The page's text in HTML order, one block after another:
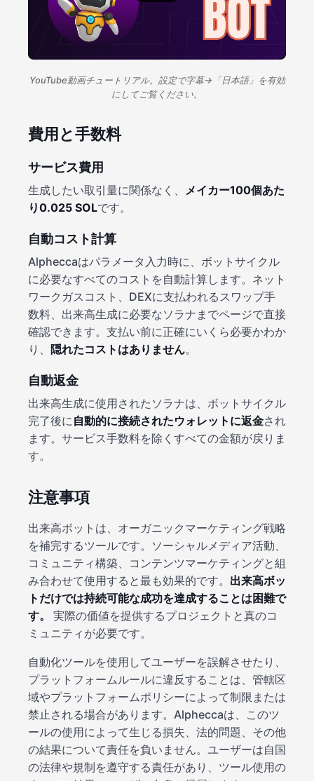
YouTube動画チュートリアル。設定で字幕→「日本語」を有効
にしてご覧ください。
費用と手数料
サービス費用
生成したい取引量に関係なく、
メイカー100個あた
り0.025 SOLです。
自動コスト計算
Alpheccaはパラメータ入力時に、ボットサイクル
に必要なすべてのコストを自動計算します。ネット
ワークガスコスト、DEXに支払われるスワップ手
数料、出来高生成に必要なソラナまでページで直接
確認できます。支払い前に正確にいくら必要かわか
り、 隠れたコストはありません。
自動返金
出来高生成に使用されたソラナは、ボットサイクル
完了後に 自動的に接続されたウォレットに返金され
ます。サービス手数料を除くすべての金額が戻りま
す。
注意事項
出来高ボットは、オーガニックマーケティング戦略
を補完するツールです。ソーシャルメディア活動、
コミュニティ構築、コンテンツマーケティングと組
み合わせて使用すると最も効果的です。 出来高ボッ
トだけでは持続可能な成功を達成することは困難で
す。
実際の価値を提供するプロジェクトと真のコ
ミュニティが必要です。
自動化ツールを使用してユーザーを誤解させたり、
プラットフォームルールに違反することは、管轄区
域やプラットフォームポリシーによって制限または
禁止される場合があります。Alpheccaは、このツ
ールの使用によって生じる損失、法的問題、その他
の結果について責任を負いません。ユーザーは自国
の法律や規制を遵守する責任があり、ツール使用の